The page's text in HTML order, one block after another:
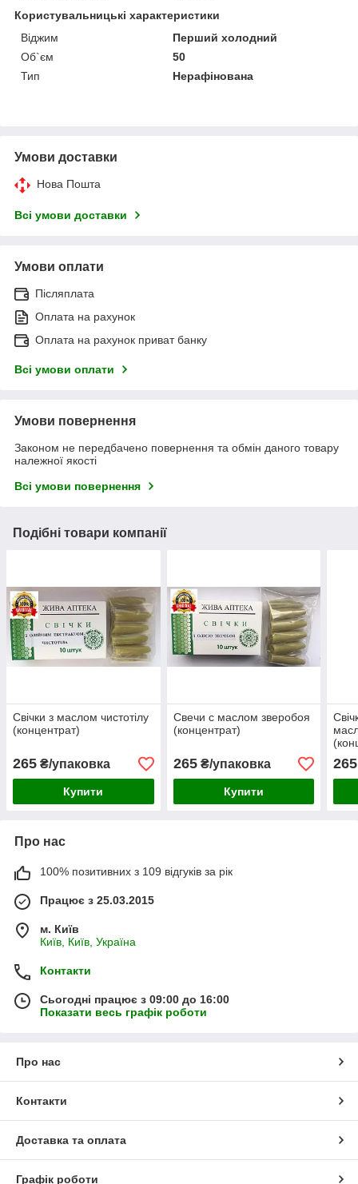
Користувальницькі характеристики
Віджим
Перший холодний
Об`єм
50
Тип
Нерафінована
Умови доставки
Нова Пошта
Всі умови доставки
Умови оплати
Післяплата
Оплата на рахунок
Оплата на рахунок приват банку
Всі умови оплати
Умови повернення
Законом не передбачено повернення та обмін даного товару
належної якості
Всі умови повернення
Подібні товари компанії
Свічки з маслом чистотілу
(концентрат)
265 ₴/упаковка
Купити
Свечи с маслом зверобоя
(концентрат)
265₴/упаковка
Купити
265
Про нас
100% позитивних з 109 відгуків за рік
Працює з 25.03.2015
м. Київ
Київ, Київ, Україна
Контакти
Сьогодні працює з 09:00 до 16:00
Показати весь графік роботи
Про нас
Контакти
Доставка та оплата
Графік роботи